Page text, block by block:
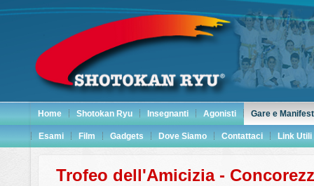
Home Shotokan Ryu Insegnanti Agonisti Gare e
Esami Film Gadgets Dove Siamo Contattaci Link Utili
Trofeo dell'Amicizia -